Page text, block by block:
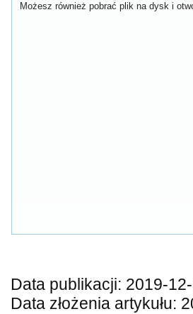
Możesz również pobrać plik na dysk i
Data publikacji: 2019-
Data złożenia artykułu: